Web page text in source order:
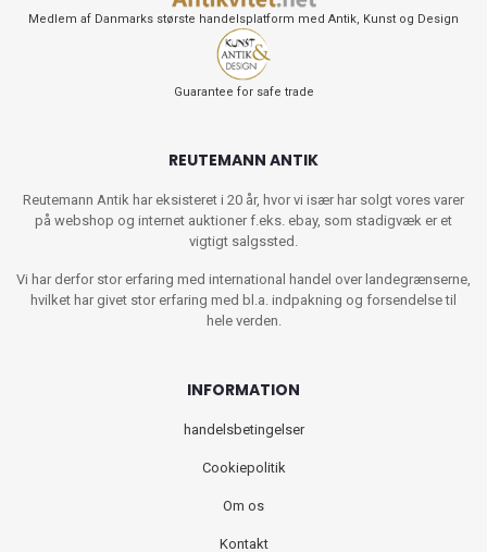
Medlem af Danmarks største handelsplatform med Antik, Kunst og Design
Guarantee for safe trade
REUTEMANN ANTIK
Reutemann Antik har eksisteret i 20 år, hvor vi især har solgt vores varer
på webshop og internet auktioner f.eks. ebay, som stadigvæk er et
vigtigt salgssted.
Vi har derfor stor erfaring med international handel over landegrænserne,
hvilket har givet stor erfaring med bl.a. indpakning og forsendelse til
hele verden.
INFORMATION
handelsbetingelser
Cookiepolitik
Om os
Kontakt